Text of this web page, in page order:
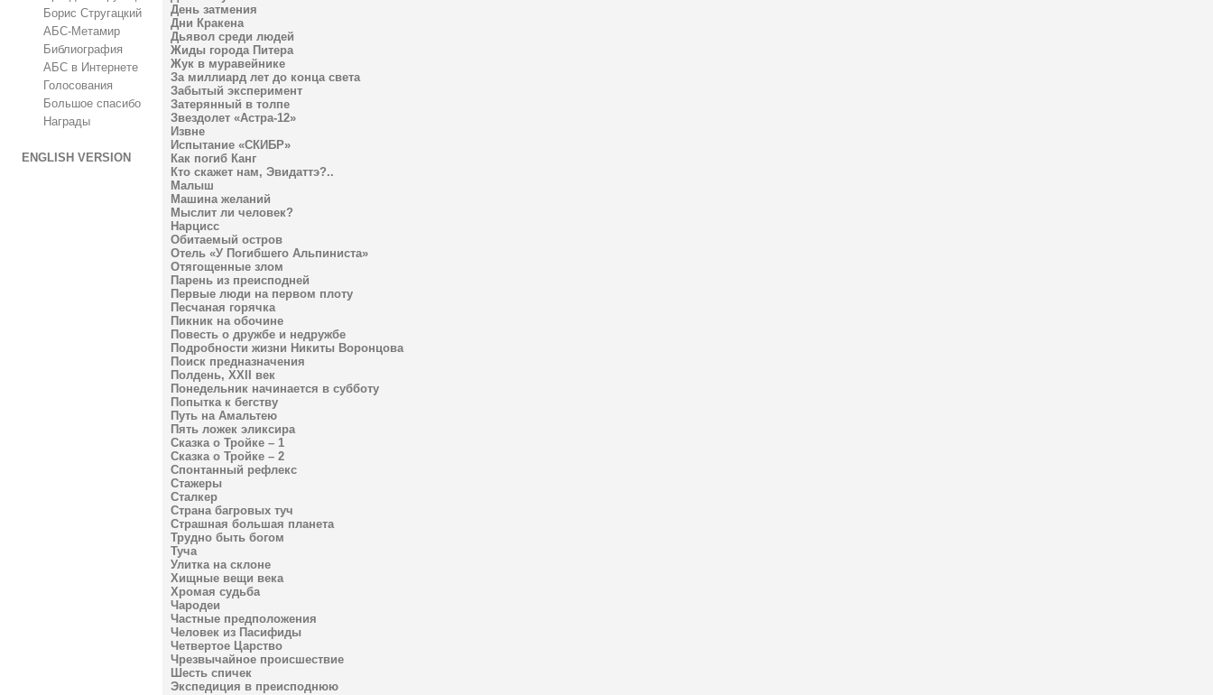
Борис Стругацкий
АБС-Метамир
Библиография
АБС в Интернете
Голосования
Большое спасибо
Награды
ENGLISH VERSION
День затмения
Дни Кракена
Дьявол среди людей
Жиды города Питера
Жук в муравейнике
За миллиард лет до конца света
Забытый эксперимент
Затерянный в толпе
Звездолет «Астра-12»
Извне
Испытание «СКИБР»
Как погиб Канг
Кто скажет нам, Эвидаттэ?..
Малыш
Машина желаний
Мыслит ли человек?
Нарцисс
Обитаемый остров
Отель «У Погибшего Альпиниста»
Отягощенные злом
Парень из преисподней
Первые люди на первом плоту
Песчаная горячка
Пикник на обочине
Повесть о дружбе и недружбе
Подробности жизни Никиты Воронцова
Поиск предназначения
Полдень, XXII век
Понедельник начинается в субботу
Попытка к бегству
Путь на Амальтею
Пять ложек эликсира
Сказка о Тройке – 1
Сказка о Тройке – 2
Спонтанный рефлекс
Стажеры
Сталкер
Страна багровых туч
Страшная большая планета
Трудно быть богом
Туча
Улитка на склоне
Хищные вещи века
Хромая судьба
Чародеи
Частные предположения
Человек из Пасифиды
Четвертое Царство
Чрезвычайное происшествие
Шесть спичек
Экспедиция в преисподнюю